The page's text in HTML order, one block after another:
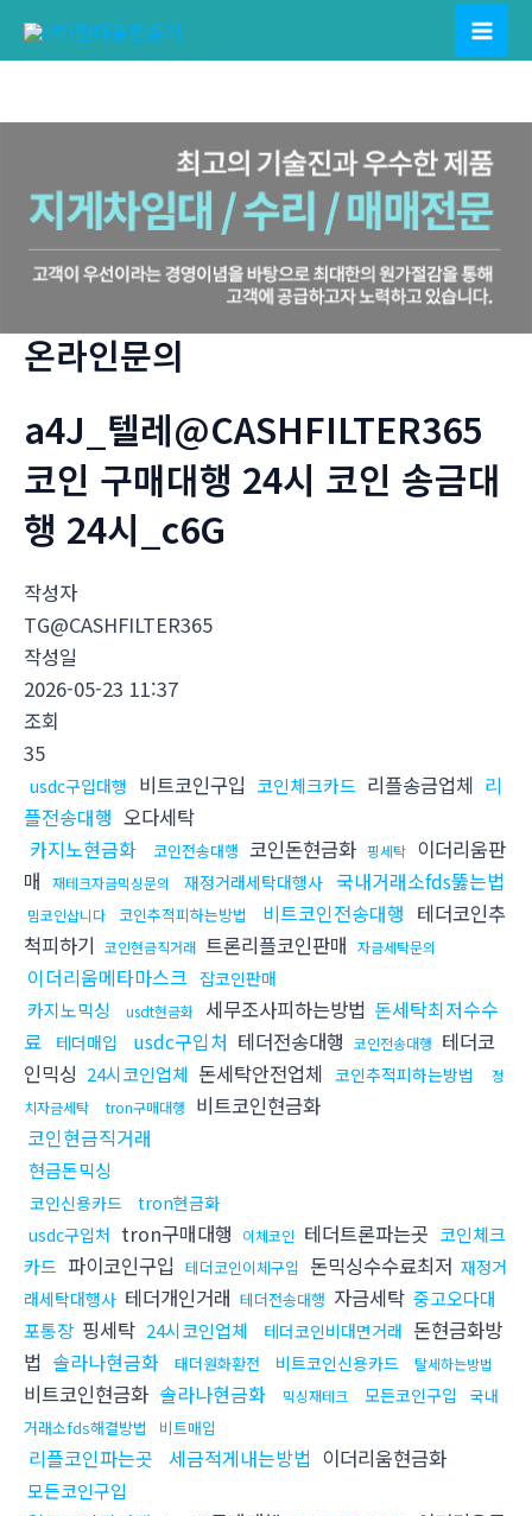
Main
온라인문의
a4J_텔레@CASHFILTER365
코인 구매대행 24시 코인 송금대
행 24시_c6G
작성자
TG@CASHFILTER365
작성일
2026-05-23 11:37
조회
35
usdc구입대행 비트코인구입 코인체크카드 리플송금업체 리
플전송대행 오다세탁
카지노현금화
코인전송대행 코인돈현금화 핑세탁 이더리움판
매
재테크자금믹싱문의 재정거래세탁대행사 국내거래소fds뚫는법
밈코인삽니다 코인추적피하는방법 비트코인전송대행 테더코인추
척피하기 코인현금직거래 트론리플코인판매 자금세탁문의
이더리움메타마스크 잡코인판매
카지노믹싱 usdt현금화 세무조사피하는방법 돈세탁최저수수
료
테더매입 usdc구입처 테더전송대행 코인전송대행 테더코
인믹싱 24시코인업체 돈세탁안전업체 코인추적피하는방법
정
치자금세탁
tron구매대행
비트코인현금화
코인현금직거래
현금돈믹싱
코인신용카드
tron현금화
usdc구입처 tron구매대행 이체코인 테더트론파는곳 코인체크
카드 파이코인구입 테더코인이체구입 돈믹싱수수료최저 재정거
래세탁대행사 테더개인거래 테더전송대행 자금세탁 중고오다대
포통장 핑세탁 24시코인업체 테더코인비대면거래 돈현금화방
법 솔라나현금화 태더원화환전 비트코인신용카드 탈세하는방법
비트코인현금화 솔라나현금화 믹싱재테크 모든코인구입
국내
거래소fds해결방법
비트매입
리플코인파는곳 세금적게내는방법 이더리움현금화
모든코인구입